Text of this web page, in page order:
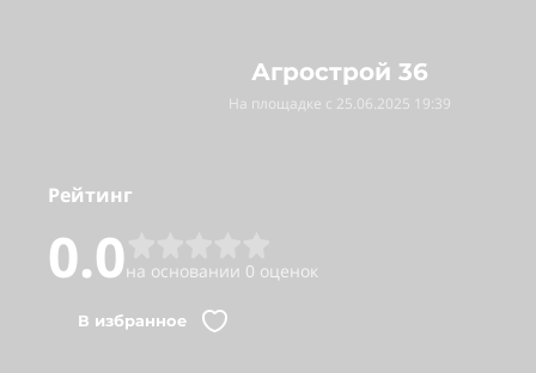
Агрострой 36
На площадке с 25.06.2025 19:39
Рейтинг
0.0на основании 0 оценок
В избранное